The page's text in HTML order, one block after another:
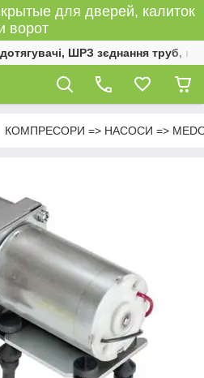
для дверей, калиток
ворот
ШРЗ зєднання труб,
КОМПРЕСОРИ => НАСОСИ =>